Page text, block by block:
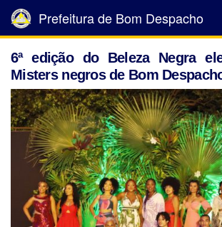
Prefeitura de Bom Despacho
6ª edição do Beleza Negra
Misters negros de Bom